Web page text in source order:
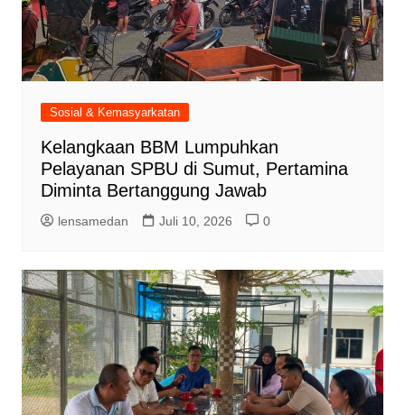
Sosial & Kemasyarkatan
Kelangkaan BBM Lumpuhkan
Pelayanan SPBU di Sumut, Pertamina
Diminta Bertanggung Jawab
lensamedan Juli 10, 2026 0